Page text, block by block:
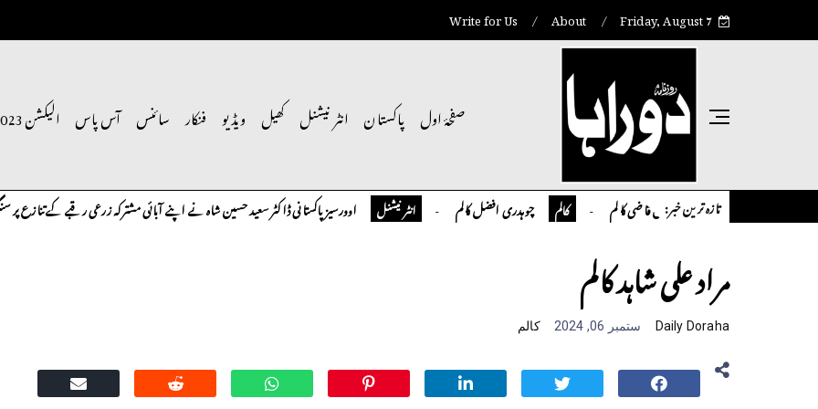
Friday, August 7
About
Write for Us
صفحۂ اول پاکستان انٹر نیشنل کھیل ویڈیو فنکار سائنس آس پاس الیکشن 2023
تازہ ترین خبر:
تمیور سلمان قاضی کالم چوہدری افضل کالم انٹر نیشنل اوورسیز پاکستانی ڈاکٹر سعید حسین شاہ نے اپنے آبائی مشترکہ زرعی رقبے کے تنازع پر
مراد علی شاہد کالم
Daily Doraha ستمبر 06, 2024 کالم